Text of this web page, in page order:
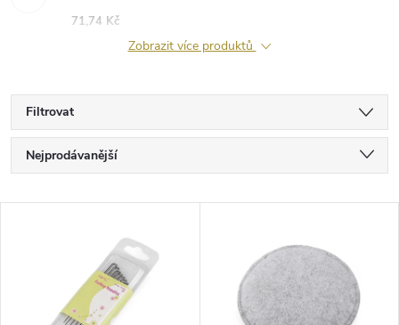
71,74 Kč
Zobrazit více produktů
Filtrovat
Ř
a
Nejprodávanější